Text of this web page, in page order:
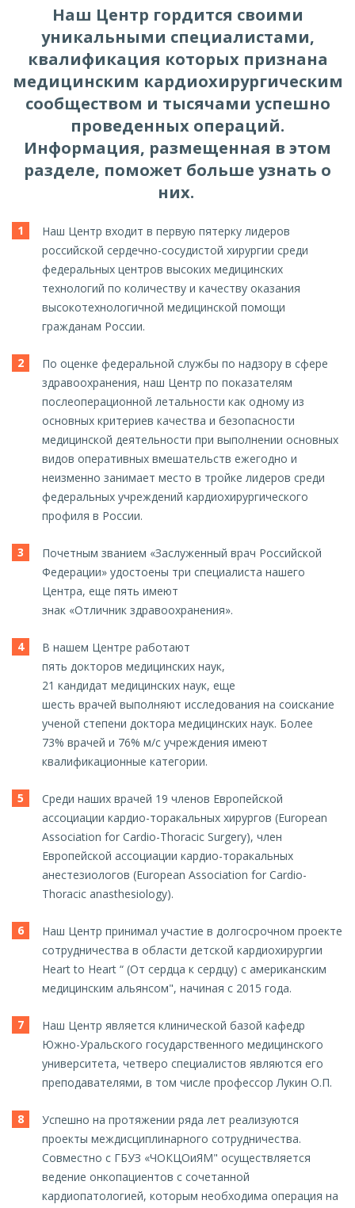
Наш Центр гордится своими
уникальными специалистами,
квалификация которых признана
медицинским кардиохирургическим
сообществом и тысячами успешно
проведенных операций.
Информация, размещенная в этом
разделе, поможет больше узнать о
них.
Наш Центр входит в первую пятерку лидеров
российской сердечно-сосудистой хирургии среди
федеральных центров высоких медицинских
технологий по количеству и качеству оказания
высокотехнологичной медицинской помощи
гражданам России.
По оценке федеральной службы по надзору в сфере
здравоохранения, наш Центр по показателям
послеоперационной летальности как одному из
основных критериев качества и безопасности
медицинской деятельности при выполнении основных
видов оперативных вмешательств ежегодно и
неизменно занимает место в тройке лидеров среди
федеральных учреждений кардиохирургического
профиля в России.
Почетным званием «Заслуженный врач Российской
Федерации» удостоены три специалиста нашего
Центра, еще пять имеют
знак «Отличник здравоохранения».
В нашем Центре работают
пять докторов медицинских наук,
21 кандидат медицинских наук, еще
шесть врачей выполняют исследования на соискание
ученой степени доктора медицинских наук. Более
73% врачей и 76% м/с учреждения имеют
квалификационные категории.
Среди наших врачей 19 членов Европейской
ассоциации кардио-торакальных хирургов (European
Association for Cardio-Thoracic Surgery), член
Европейской ассоциации кардио-торакальных
анестезиологов (European Association for Cardio-
Thoracic anasthesiology).
Наш Центр принимал участие в долгосрочном проекте
сотрудничества в области детской кардиохирургии
Heart to Heart “ (От сердца к сердцу) с американским
медицинским альянсом", начиная с 2015 года.
Наш Центр является клинической базой кафедр
Южно-Уральского государственного медицинского
университета, четверо специалистов являются его
преподавателями, в том числе профессор Лукин О.П.
Успешно на протяжении ряда лет реализуются
проекты междисциплинарного сотрудничества.
Совместно с ГБУЗ «ЧОКЦОиЯМ" осуществляется
ведение онкопациентов с сочетанной
кардиопатологией, которым необходима операция на